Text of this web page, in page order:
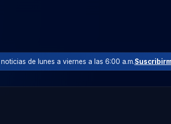
de lunes a viernes a las 6:00 a.m.